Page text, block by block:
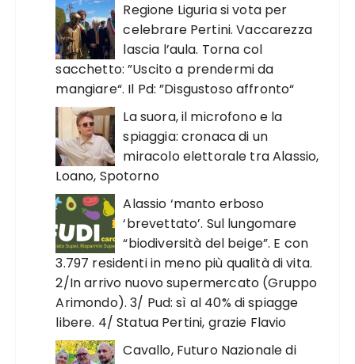
Regione Liguria si vota per
celebrare Pertini. Vaccarezza
lascia l’aula. Torna col
sacchetto: ”Uscito a prendermi da
mangiare“. Il Pd: ”Disgustoso affronto“
La suora, il microfono e la
spiaggia: cronaca di un
miracolo elettorale tra Alassio,
Loano, Spotorno
Alassio ‘manto erboso
‘brevettato’. Sul lungomare
“biodiversità del beige”. E con
3.797 residenti in meno più qualità di vita.
2/In arrivo nuovo supermercato (Gruppo
Arimondo). 3/ Pud: sì al 40% di spiagge
libere. 4/ Statua Pertini, grazie Flavio
Cavallo, Futuro Nazionale di